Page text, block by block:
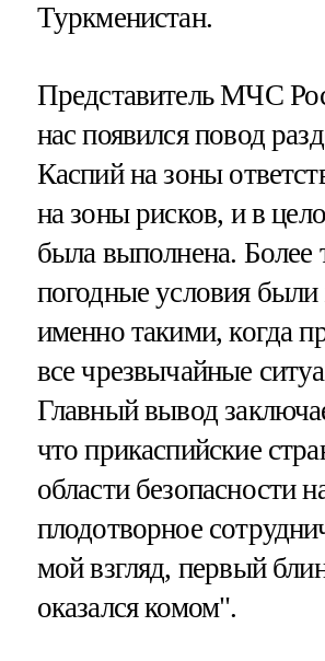
Туркменистан.
Представитель МЧС
нас появился повод
Каспий на зоны
на зоны рисков, и в
была выполнена. Более
погодные условия
именно такими, когда
все чрезвычайные
Главный вывод
что прикаспийские
области безопасности
плодотворное
мой взгляд, первый
оказался комом".